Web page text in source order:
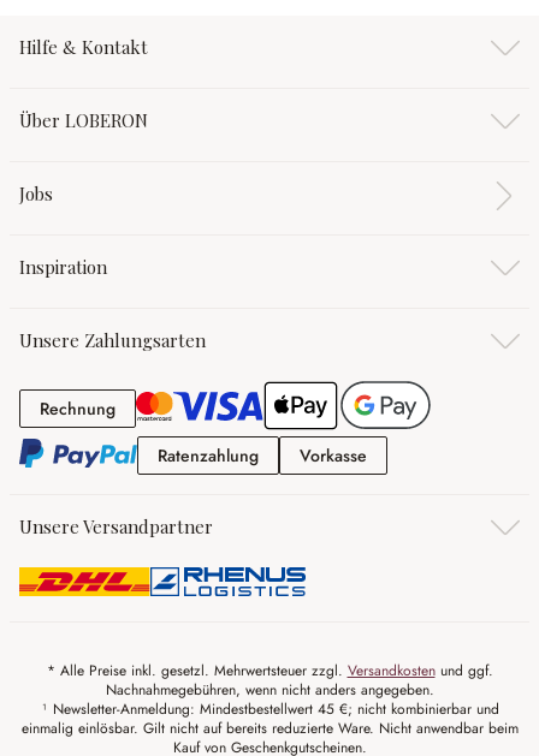
Hilfe & Kontakt
Über LOBERON
Jobs
Inspiration
Unsere Zahlungsarten
RechnungRechnung
RatenzahlungRatenzahlung
Vorkasse
Unsere Versandpartner
* Alle Preise inkl. gesetzl. Mehrwertsteuer zzgl. Versandkostenund ggf.
Nachnahmegebühren, wenn nicht anders angegeben.
¹ Newsletter-Anmeldung: Mindestbestellwert 45 €; nicht kombinierbar und
einmalig einlösbar. Gilt nicht auf bereits reduzierte Ware. Nicht anwendbar beim
Kauf von Geschenkgutscheinen.